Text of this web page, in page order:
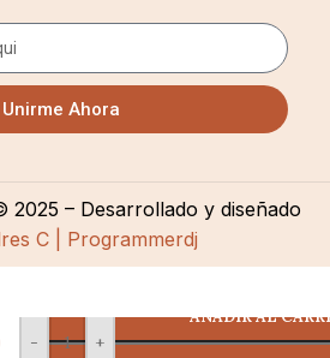
Unirme Ahora
2025 – Desarrollado y diseñado
C | Programmerdj
- +
AÑADIR AL